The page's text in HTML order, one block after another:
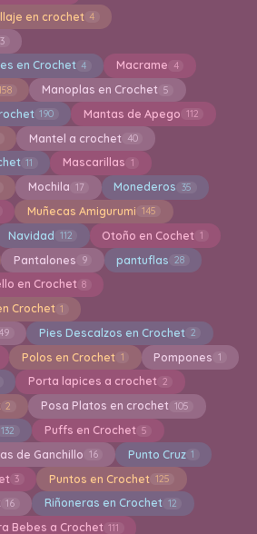
en crochet 4
en Crochet 4 Macrame 4
Manoplas en Crochet 5
190 Mantas de Apego 112
Mantel a crochet 40
11 Mascarillas 1
Mochila 17 Monederos 35
Muñecas Amigurumi 145
Navidad 112 Otoño en Cochet 1
Pantalones 9 pantuflas 28
en Crochet 8
Crochet 1
Pies Descalzos en Crochet 2
Polos en Crochet 1 Pompones 1
Porta lapices a crochet 2
2 Posa Platos en crochet 105
132 Puffs en Crochet 5
de Ganchillo 16 Punto Cruz 1
3 Puntos en Crochet 125
16 Riñoneras en Crochet 12
Bebes a Crochet 111